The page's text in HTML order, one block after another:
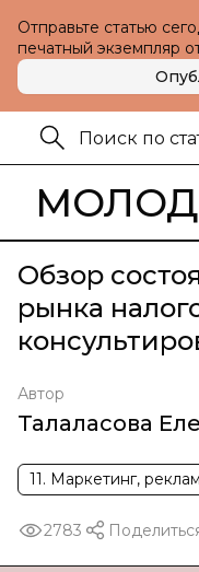
Отправьте статью
печатный экземпляр
Обзор
рынка
Автор
Талаласова
11. Маркетинг,
2783